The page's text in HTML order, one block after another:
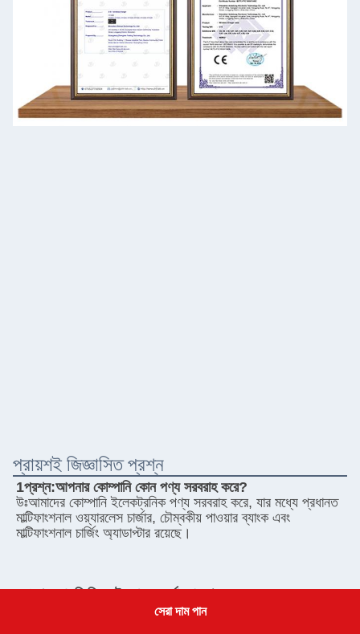
প্রায়শই জিজ্ঞাসিত প্রশ্ন
1প্রশ্ন:আপনার কোম্পানি কোন পণ্য সরবরাহ করে?
উঃআমাদের কোম্পানি ইলেকট্রনিক পণ্য সরবরাহ করে, যার মধ্যে প্রধানত
মাল্টিফাংশনাল ওয়্যারলেস চার্জার, চৌম্বকীয় পাওয়ার ব্যাংক এবং
মাল্টিফাংশনাল চার্জিং অ্যাডাপ্টার রয়েছে।
2প্রশ্ন:আপনি কি ছোট ব্যাচের অর্ডার গ্রহণ করেন?
হ্যাঁ, আমরা ছোট প্যাচ অর্ডার গ্রহণ করি। আমরা বিশ্বাস করি যে
সেরা দাম পান